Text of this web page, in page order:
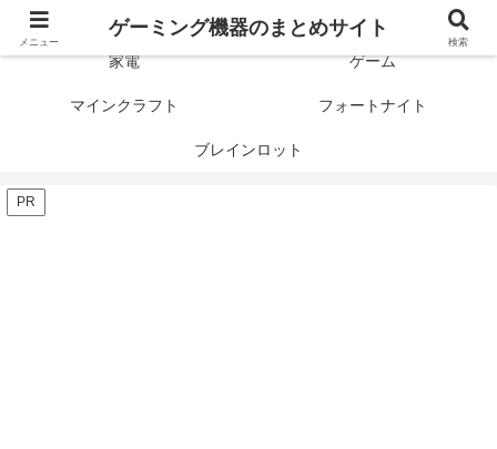
ゲーミング製品の口コミや評判と比較を紹介します！
家電 ゲーム
マインクラフト フォートナイト
ブレインロット
PR
メニュー
ゲーミング機器のまとめサイト
検索